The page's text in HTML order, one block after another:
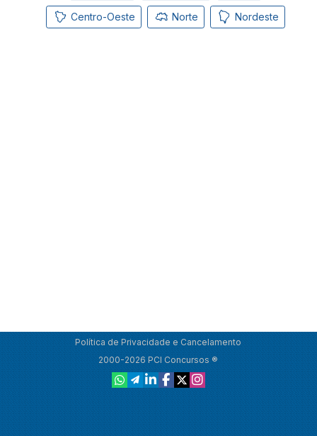
Centro-Oeste Norte Nordeste
Política de Privacidade e Cancelamento
2000-2026 PCI Concursos ®